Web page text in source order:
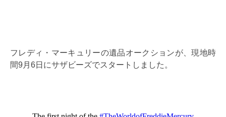
フレディ・マーキュリーの遺品オークションが、現地時
間9月6日にサザビーズでスタートしました。